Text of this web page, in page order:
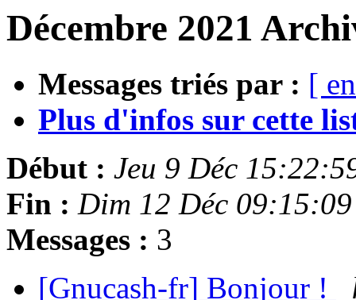
Décembre 2021
Messages triés par : [
Plus d'infos sur cette
Début : Jeu 9 Déc
Fin : Dim 12 Déc
Messages : 3
[Gnucash-fr] Bonjour !